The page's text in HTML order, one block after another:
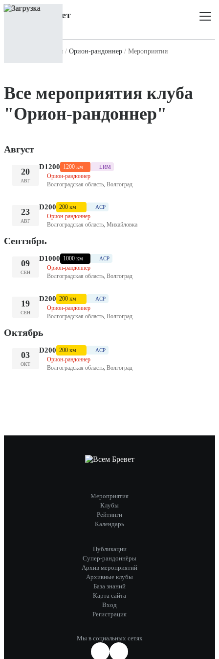
Все клубы Орион-рандоннер Мероприятия
Все мероприятия клуба
"Орион-рандоннер"
Август
20
АВГ
D1200 1200 км LRM
Орион-рандоннер
Волгоградская область, Волгоград
23
АВГ
D200 200 км ACP
Орион-рандоннер
Волгоградская область, Михайловка
Сентябрь
09
СЕН
D1000 1000 км ACP
Орион-рандоннер
Волгоградская область, Волгоград
19
СЕН
D200 200 км ACP
Орион-рандоннер
Волгоградская область, Волгоград
Октябрь
03
ОКТ
D200 200 км ACP
Орион-рандоннер
Волгоградская область, Волгоград
Мероприятия
Клубы
Рейтинги
Календарь
Публикации
Супер-рандоннёры
Архив мероприятий
Архивные клубы
База знаний
Карта сайта
Вход
Регистрация
Мы в социальных сетях